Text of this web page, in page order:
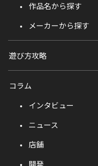
作品名から探す
メーカーから探す
遊び方攻略
コラム
インタビュー
ニュース
店舗